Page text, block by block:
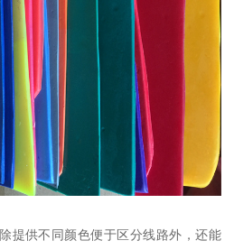
提供不同颜色便于区分线路外，还能